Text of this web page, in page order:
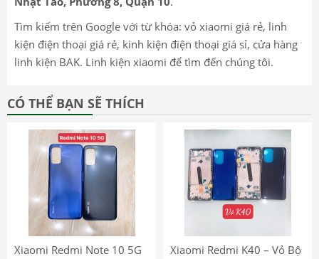
Tìm kiếm trên Google với từ khóa: vỏ xiaomi giá rẻ, linh
kiện điện thoại giá rẻ, kinh kiện điện thoại giá sỉ, cửa hàng
linh kiện BAK. Linh kiện xiaomi để tìm đến chúng tôi.
CÓ THỂ BẠN SẼ THÍCH
Xiaomi Redmi Note 10 5G
Xiaomi Redmi K40 – Vỏ Bộ